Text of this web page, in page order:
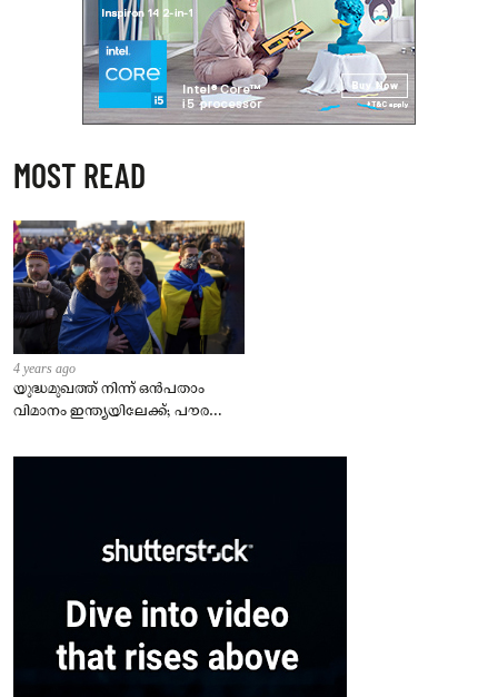
MOST READ
4 years ago
യുദ്ധമുഖത്ത് നിന്ന് ഒൻപതാം
വിമാനം ഇന്ത്യയിലേക്ക്; പൗരന്മാർ
– കേന്ദ്രം